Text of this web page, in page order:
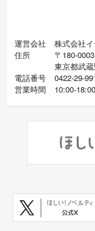
運営会社
株式会社
住所
〒180-0003
東京都武
電話番号
0422-29-
営業時間
10:00-